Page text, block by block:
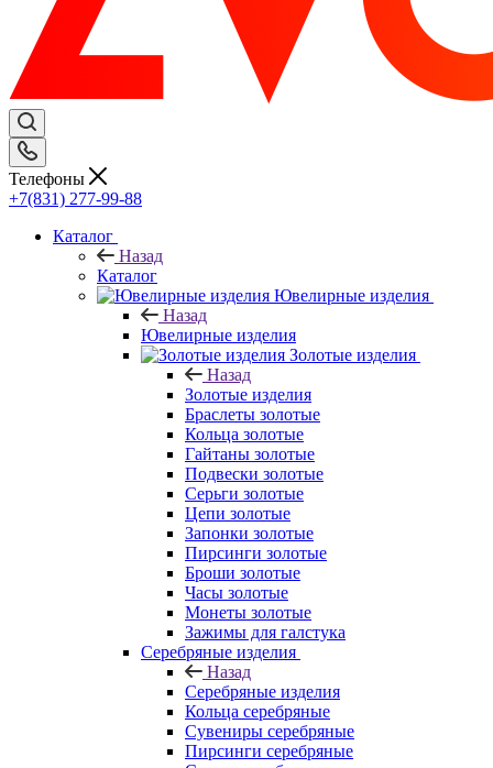
Телефоны
+7(831) 277-99-88
Каталог
Назад
Каталог
Ювелирные изделия
Назад
Ювелирные изделия
Золотые изделия
Назад
Золотые изделия
Браслеты золотые
Кольца золотые
Гайтаны золотые
Подвески золотые
Серьги золотые
Цепи золотые
Запонки золотые
Пирсинги золотые
Броши золотые
Часы золотые
Монеты золотые
Зажимы для галстука
Серебряные изделия
Назад
Серебряные изделия
Кольца серебряные
Сувениры серебряные
Пирсинги серебряные